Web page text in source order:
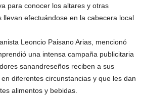
para conocer los altares y otras
llevan efectuándose en la cabecera local
Leoncio Paisano Arias, mencionó
una intensa campaña publicitaria
sanandreseños reciben a sus
diferentes circunstancias y que les dan
alimentos y bebidas.